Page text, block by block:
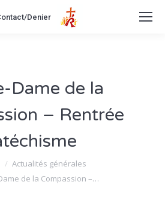
Denier
Dame de la
– Rentrée
Actualités générales
de la Compassion –…